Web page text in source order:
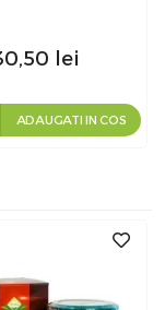
lei
ADAUGATI IN COS